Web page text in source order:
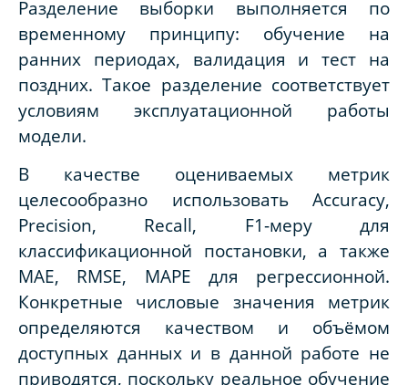
Разделение выборки выполняется по
временному принципу: обучение на
ранних периодах, валидация и тест на
поздних. Такое разделение соответствует
условиям эксплуатационной работы
модели.
В качестве оцениваемых метрик
целесообразно использовать Accuracy,
Precision, Recall, F1-меру для
классификационной постановки, а также
MAE, RMSE, MAPE для регрессионной.
Конкретные числовые значения метрик
определяются качеством и объёмом
доступных данных и в данной работе не
приводятся, поскольку реальное обучение